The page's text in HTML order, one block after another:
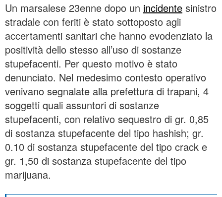
Un marsalese 23enne dopo un incidente sinistro
stradale con feriti è stato sottoposto agli
accertamenti sanitari che hanno evodenziato la
positività dello stesso all’uso di sostanze
stupefacenti. Per questo motivo è stato
denunciato. Nel medesimo contesto operativo
venivano segnalate alla prefettura di trapani, 4
soggetti quali assuntori di sostanze
stupefacenti, con relativo sequestro di gr. 0,85
di sostanza stupefacente del tipo hashish; gr.
0.10 di sostanza stupefacente del tipo crack e
gr. 1,50 di sostanza stupefacente del tipo
marijuana.